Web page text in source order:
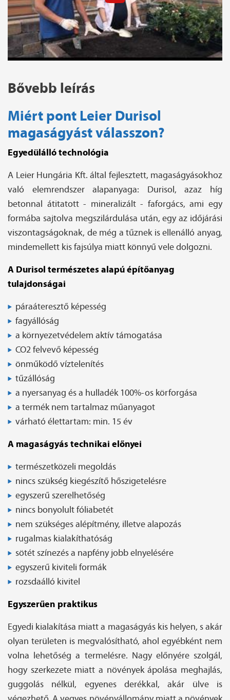
Bővebb leírás
Miért pont Leier Durisol
magaságyást válasszon?
Egyedülálló technológia
A Leier Hungária Kft. által fejlesztett, magaságyásokhoz
való elemrendszer alapanyaga: Durisol, azaz híg
betonnal átitatott - mineralizált - faforgács, ami egy
formába sajtolva megszilárdulása után, egy az időjárási
viszontagságoknak, de még a tűznek is ellenálló anyag,
mindemellett kis fajsúlya miatt könnyű vele dolgozni.
A Durisol természetes alapú építőanyag
tulajdonságai
páraáteresztő képesség
fagyállóság
a környezetvédelem aktív támogatása
CO2 felvevő képesség
önműködő víztelenítés
tűzállóság
a nyersanyag és a hulladék 100%-os körforgása
a termék nem tartalmaz műanyagot
várható élettartam: min. 15 év
A magaságyás technikai előnyei
természetközeli megoldás
nincs szükség kiegészítő hőszigetelésre
egyszerű szerelhetőség
nincs bonyolult fóliabetét
nem szükséges alépítmény, illetve alapozás
rugalmas kialakíthatóság
sötét színezés a napfény jobb elnyelésére
egyszerű kiviteli formák
rozsdaálló kivitel
Egyszerűen praktikus
Egyedi kialakítása miatt a magaságyás kis helyen, s akár
olyan területen is megvalósítható, ahol egyébként nem
volna lehetőség a termelésre. Nagy előnyére szolgál,
hogy szerkezete miatt a növények ápolása meghajlás,
guggolás nélkül, egyenes derékkal, akár ülve is